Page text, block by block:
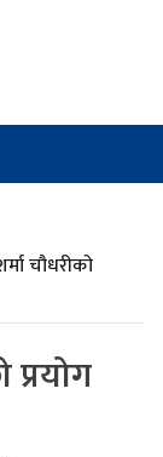
चौधरीको